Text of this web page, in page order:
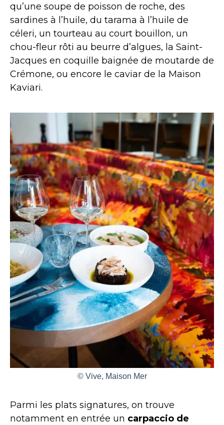
qu’une soupe de poisson de roche, des
sardines à l’huile, du tarama à l’huile de
céleri, un tourteau au court bouillon, un
chou-fleur rôti au beurre d’algues, la Saint-
Jacques en coquille baignée de moutarde de
Crémone, ou encore le caviar de la Maison
Kaviari.
© Vive, Maison Mer
Parmi les plats signatures, on trouve
notamment en entrée un carpaccio de